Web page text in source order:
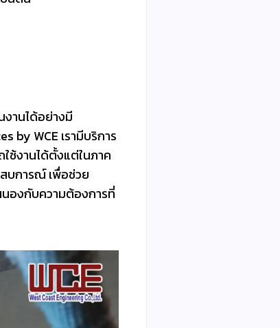
งานได้อย่างมี
by WCE เรามีบริการ
ช้งานได้ตั้งแต่ในภาค
บการณ์ เพื่อช่วย
นองกับความต้องการที่